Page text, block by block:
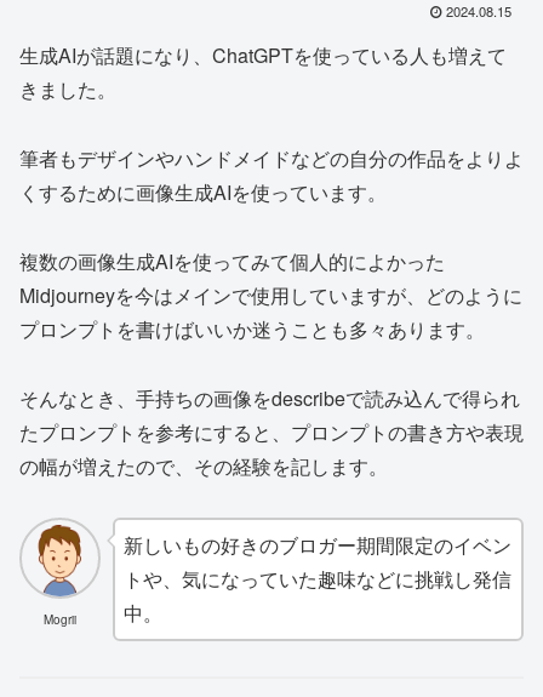
2024.08.15
生成AIが話題になり、ChatGPTを使っている人も増えて
きました。
筆者もデザインやハンドメイドなどの自分の作品をよりよ
くするために画像生成AIを使っています。
複数の画像生成AIを使ってみて個人的によかった
Midjourneyを今はメインで使用していますが、どのように
プロンプトを書けばいいか迷うことも多々あります。
そんなとき、手持ちの画像をdescribeで読み込んで得られ
たプロンプトを参考にすると、プロンプトの書き方や表現
の幅が増えたので、その経験を記します。
Mogrii
新しいもの好きのブロガー期間限定のイベン
トや、気になっていた趣味などに挑戦し発信
中。